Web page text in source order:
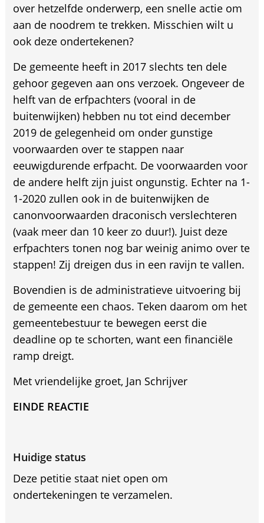
over hetzelfde onderwerp, een snelle actie om
aan de noodrem te trekken. Misschien wilt u
ook deze ondertekenen?
De gemeente heeft in 2017 slechts ten dele
gehoor gegeven aan ons verzoek. Ongeveer de
helft van de erfpachters (vooral in de
buitenwijken) hebben nu tot eind december
2019 de gelegenheid om onder gunstige
voorwaarden over te stappen naar
eeuwigdurende erfpacht. De voorwaarden voor
de andere helft zijn juist ongunstig. Echter na 1-
1-2020 zullen ook in de buitenwijken de
canonvoorwaarden draconisch verslechteren
(vaak meer dan 10 keer zo duur!). Juist deze
erfpachters tonen nog bar weinig animo over te
stappen! Zij dreigen dus in een ravijn te vallen.
Bovendien is de administratieve uitvoering bij
de gemeente een chaos. Teken daarom om het
gemeentebestuur te bewegen eerst die
deadline op te schorten, want een financiële
ramp dreigt.
Met vriendelijke groet, Jan Schrijver
EINDE REACTIE
Huidige status
Deze petitie staat niet open om
ondertekeningen te verzamelen.